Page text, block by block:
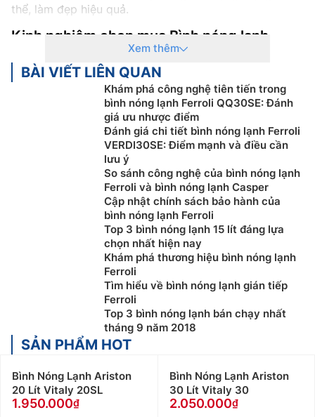
thể, làm đẹp hiệu quả.
Kinh nghiệm chọn mua Bình nóng lạnh
Ai cũng biết Bình Nóng Lạnh Ferroli
những thiết bị thiết yếu trong các gia đình. Nhưng, để
chọn được một chiếc Bình nóng lạnh thoả mãn mọi
tiêu chí như có chất chất lượng cao, phù hợp với nhu
cầu sử dụng cũng như phải tiết kiệm điện năng thì
không phải là điều dễ dàng. Dưới đây là một số gợi ý
mua Bình Nóng Lạnh
Chọn Bình Nóng Lạnh theo loại máy
Hiện nay trên thị trường, Bìnhnóng lạnh
cơ bản, nó được phân loại theo tính năng làm lạnh,
bao gồm: làm nóng trực tiếp, làm nóng gián tiếp, và
làm nóng bằng năng lượng mặt trời.
Máy nước nóng trực tiếp:Bình nóng lạnh loại này
làm nóng nhanh, kích thước nhỏ gọn, lắp đặt dễ
dàng, phù hợp cho những nơi có nguồn điện mạnh
và ổn định.
có dung tích lớn, làm nóng 1 lần dùng được nhiều
lần, sử dụng cho nhiều khu vực, tiết kiệm điện, phù
hợp dùng nơi có môi trường lạnh cao.
Xem thêm
BÀI VIẾT LIÊN QUAN
Khám phá công nghệ tiên tiến trong
bình nóng lạnh Ferroli QQ30SE: Đánh
giá ưu nhược điểm
Đánh giá chi tiết bình nóng lạnh Ferroli
VERDI30SE: Điểm mạnh và điều cần
lưu ý
So sánh công nghệ của bình nóng lạnh
Ferroli và bình nóng lạnh Casper
Cập nhật chính sách bảo hành của
bình nóng lạnh Ferroli
Top 3 bình nóng lạnh 15 lít đáng lựa
chọn nhất hiện nay
Khám phá thương hiệu bình nóng lạnh
Ferroli
Tìm hiểu về bình nóng lạnh gián tiếp
Ferroli
Top 3 bình nóng lạnh bán chạy nhất
tháng 9 năm 2018
SẢN PHẨM HOT
Bình Nóng Lạnh Ariston
20 Lít Vitaly 20SL
1.950.000
Bình Nóng Lạnh Ariston
30 Lít Vitaly 30
2.050.000